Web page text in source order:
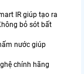
IR giúp tạo ra
bỏ sót bất
nước giúp
chính hãng